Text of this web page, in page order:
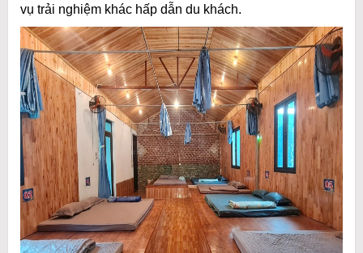
vụ trải nghiệm khác hấp dẫn du khách.